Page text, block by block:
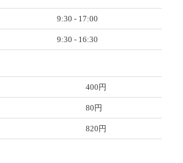
9:30 - 17:00
9:30 - 16:30
400円
80円
820円